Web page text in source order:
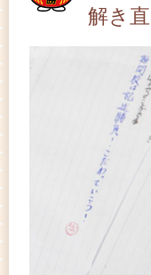
解き